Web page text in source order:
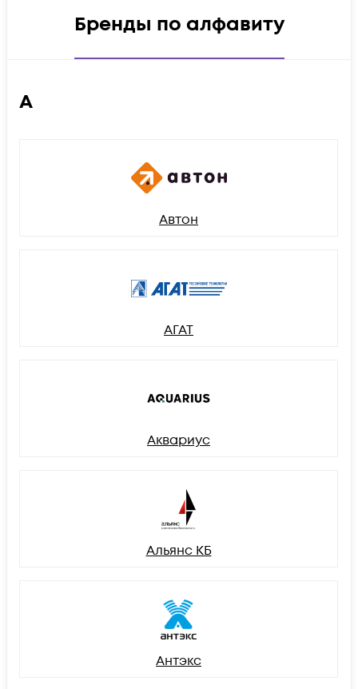
Бренды по алфавиту
А
Автон
АГАТ
Аквариус
Альянс КБ
Антэкс